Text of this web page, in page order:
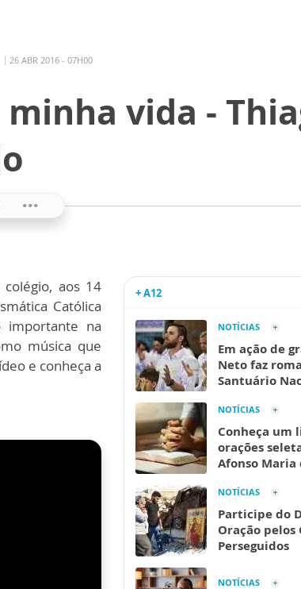
26 ABR 2016 - 07H00
vida -
aos 14
Católica
na
música que
e conheça a
+ A12
NOTÍCIAS
Em ação de
Neto faz
Santuário
NOTÍCIAS
Conheça um
orações
Afonso Maria
NOTÍCIAS
Participe do
Oração pelos
Perseguidos
NOTÍCIAS